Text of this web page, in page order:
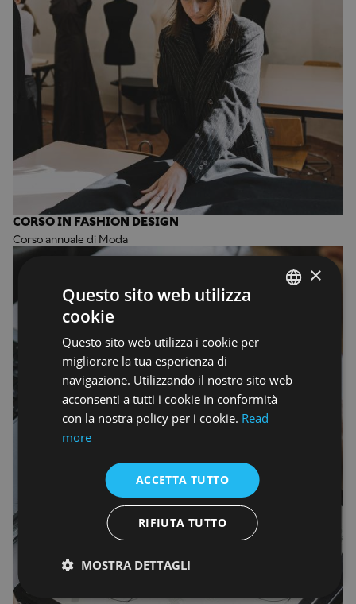
CORSO IN FASHION DESIGN
Corso annuale di Moda
×
Questo sito web utilizza
cookie
Questo sito web utilizza i cookie per
migliorare la tua esperienza di
navigazione. Utilizzando il nostro sito web
acconsenti a tutti i cookie in conformità
con la nostra policy per i cookie. Read
more
ACCETTA TUTTO
RIFIUTA TUTTO
MOSTRA DETTAGLI